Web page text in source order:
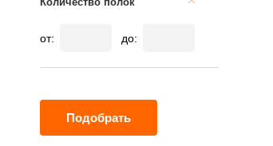
от: до: